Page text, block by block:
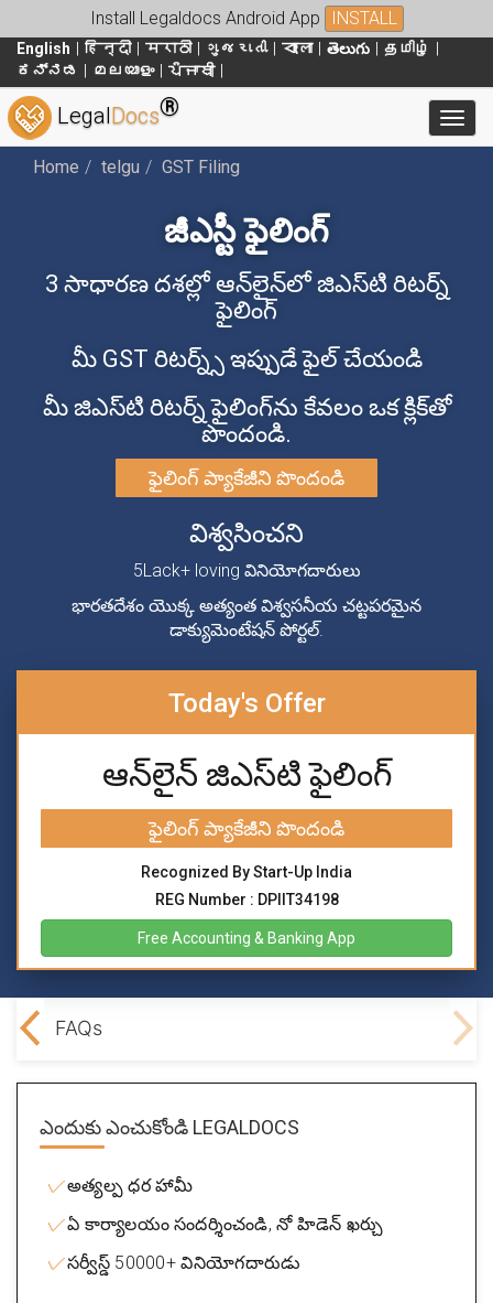
Install Legaldocs Android App INSTALL
English हिन्दी मराठी ગુજરાતી বাংলা తెలుగు
தமிழ்
ಕನ್ನಡ
മലയാളം ਪੰਜਾਬੀ
LegalDocs®
Home telgu GST Filing
జీఎస్టీ ఫైలింగ్
3 సాధారణ దశల్లో ఆన్‌లైన్‌లో జిఎస్‌టి రిటర్న్
ఫైలింగ్
మీ GST రిటర్న్స్ ఇప్పుడే ఫైల్ చేయండి
మీ జిఎస్‌టి రిటర్న్ ఫైలింగ్‌ను కేవలం ఒక క్లిక్‌తో
పొందండి.
ఫైలింగ్ ప్యాకేజీని పొందండి
విశ్వసించని
5Lack+ loving వినియోగదారులు
భారతదేశం యొక్క అత్యంత విశ్వసనీయ చట్టపరమైన
డాక్యుమెంటేషన్ పోర్టల్.
Today's Offer
ఆన్‌లైన్ జిఎస్‌టి ఫైలింగ్
ఫైలింగ్ ప్యాకేజీని పొందండి
Recognized By Start-Up India
REG Number : DPIIT34198
Free Accounting & Banking App
FAQs
ఎందుకు ఎంచుకోండి LEGALDOCS
అత్యల్ప ధర హామీ
ఏ కార్యాలయం సందర్శించండి, నో హిడెన్ ఖర్చు
సర్వీస్డ్ 50000+ వినియోగదారుడు